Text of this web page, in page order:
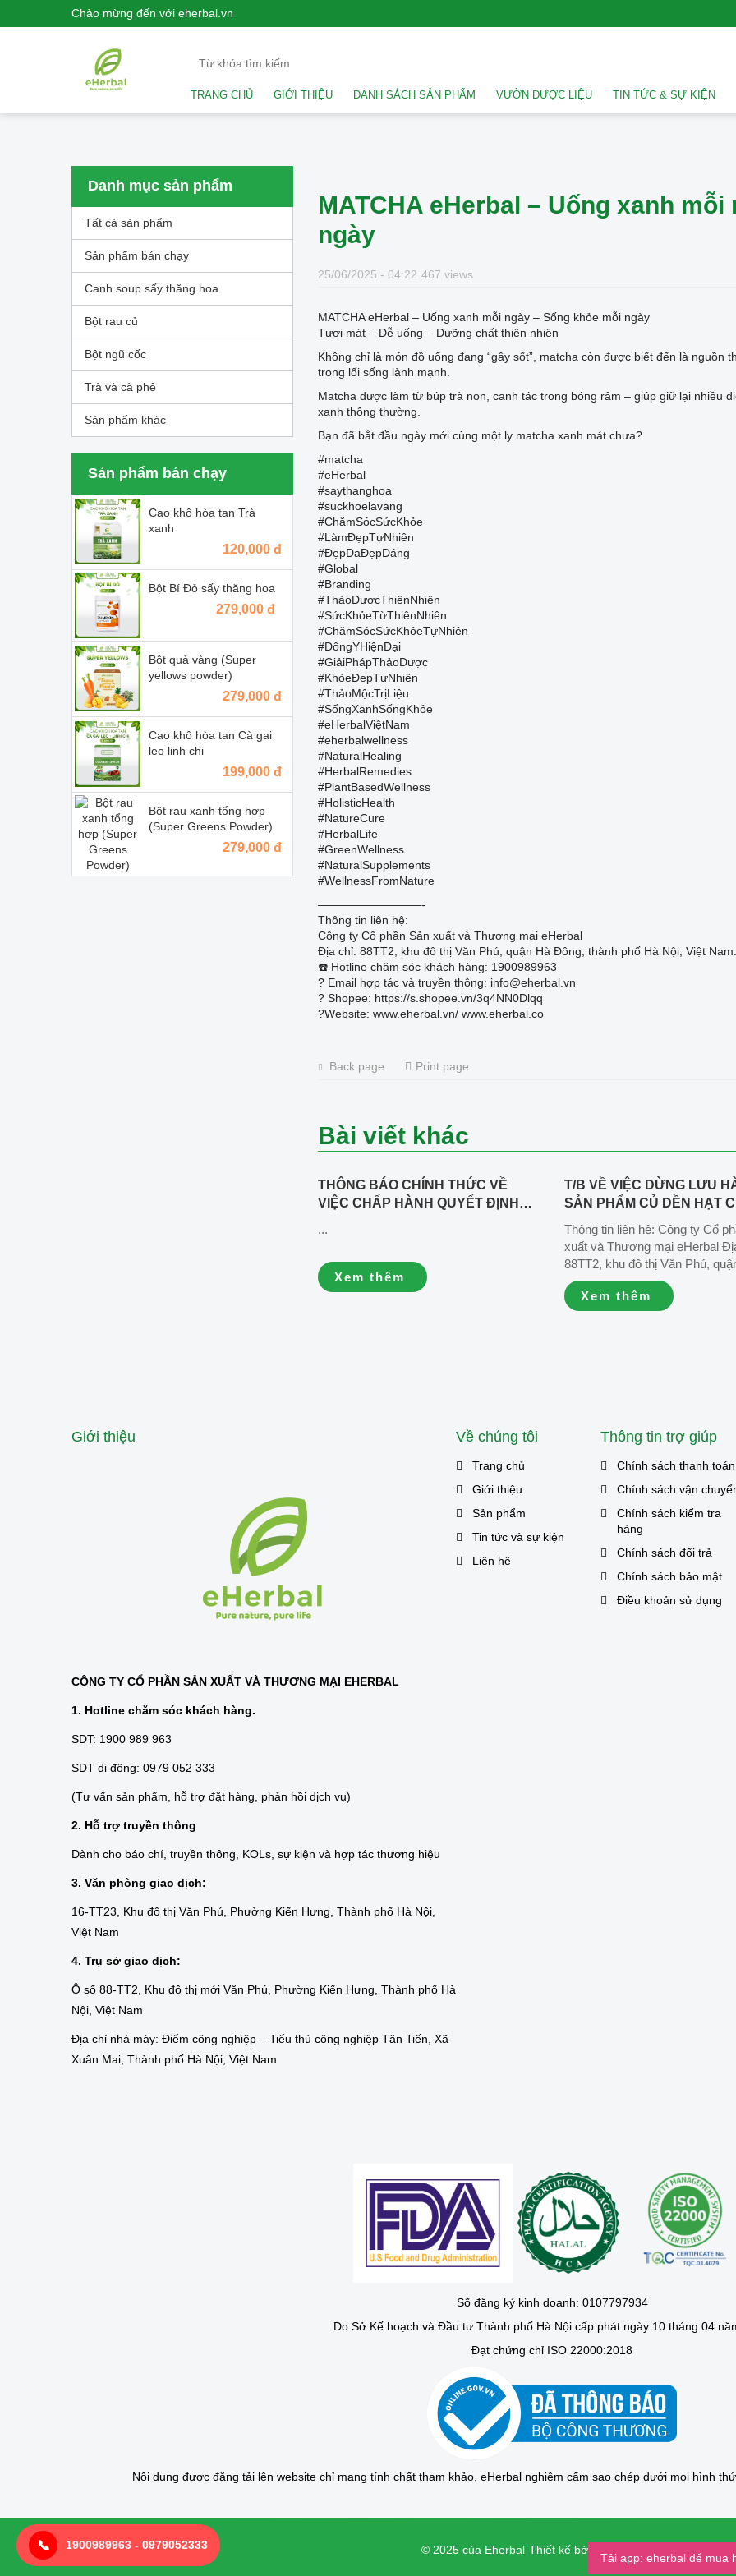
📞 1900989963 - 0979052333
Chào mừng đến với eherbal.vn
TRANG CHỦ GIỚI THIỆU DANH SÁCH SẢN PHẨM VƯỜN DƯỢC LIỆU TIN TỨC & SỰ KIỆN
MATCHA eHerbal – Uống xanh
ngày
25/06/2025 - 04:22 467 views
MATCHA eHerbal – Uống xanh mỗi ngày – Sống khỏe mỗi ngày
Tươi mát – Dễ uống – Dưỡng chất thiên nhiên
Không chỉ là món đồ uống đang “gây sốt”, matcha còn được biết đến là
trong lối sống lành mạnh.
Matcha được làm từ búp trà non, canh tác trong bóng râm – giúp giữ lại nhiều
xanh thông thường.
Bạn đã bắt đầu ngày mới cùng một ly matcha xanh mát chưa?
#matcha
#eHerbal
#saythanghoa
#suckhoelavang
#ChămSócSứcKhỏe
#LàmĐẹpTựNhiên
#ĐẹpDaĐẹpDáng
#Global
#Branding
#ThảoDượcThiênNhiên
#SứcKhỏeTừThiênNhiên
#ChămSócSứcKhỏeTựNhiên
#ĐôngYHiệnĐại
#GiảiPhápThảoDược
#KhỏeĐẹpTựNhiên
#ThảoMộcTrịLiệu
#SốngXanhSốngKhỏe
#eHerbalViệtNam
#eherbalwellness
#NaturalHealing
#HerbalRemedies
#PlantBasedWellness
#HolisticHealth
#NatureCure
#HerbalLife
#GreenWellness
#NaturalSupplements
#WellnessFromNature
—————————-
Thông tin liên hệ:
Công ty Cổ phần Sản xuất và Thương mại eHerbal
Địa chỉ: 88TT2, khu đô thị Văn Phú, quận Hà Đông, thành phố Hà Nội, Việt Nam.
☎️ Hotline chăm sóc khách hàng: 1900989963
? Email hợp tác và truyền thông: info@eherbal.vn
?️ Shopee: https://s.shopee.vn/3q4NN0Dlqq
?Website: www.eherbal.vn/ www.eherbal.co
Back page Print page
Bài viết khác
THÔNG BÁO CHÍNH THỨC VỀ
VIỆC CHẤP HÀNH QUYẾT ĐỊNH
...
Xem thêm
T/B VỀ VIỆC DỪNG LƯU
SẢN PHẨM CỦ DỀN HẠT
CÔNG BỐ 09/EHERBAL/
011225 sản xuất ngày 03/
hạn sử dụng 03/12/2026
Thông tin liên hệ: Công ty Cổ
xuất và Thương mại eHerbal
88TT2, khu đô thị Văn Phú,
Đông, thành phố Hà Nội, Việt
Hotline chăm sóc khách hàng:
1900989963 📧 Email hợp tác
Xem thêm
Danh mục sản phẩm
Tất cả sản phẩm
Sản phẩm bán chạy
Canh soup sấy thăng hoa
Bột rau củ
Bột ngũ cốc
Trà và cà phê
Sản phẩm khác
Sản phẩm bán chạy
Cao khô hòa tan Trà
xanh
120,000 đ
Bột Bí Đỏ sấy thăng hoa
279,000 đ
Bột quả vàng (Super
yellows powder)
279,000 đ
Cao khô hòa tan Cà gai
leo linh chi
199,000 đ
Bột rau xanh tổng hợp
(Super Greens Powder)
279,000 đ
Giới thiệu
CÔNG TY CỔ PHẦN SẢN XUẤT VÀ THƯƠNG MẠI EHERBAL
1. Hotline chăm sóc khách hàng.
SDT: 1900 989 963
SDT di động: 0979 052 333
(Tư vấn sản phẩm, hỗ trợ đặt hàng, phản hồi dịch vụ)
2. Hỗ trợ truyền thông
Dành cho báo chí, truyền thông, KOLs, sự kiện và hợp tác thương hiệu
3. Văn phòng giao dịch:
16-TT23, Khu đô thị Văn Phú, Phường Kiến Hưng, Thành phố Hà Nội,
Việt Nam
4. Trụ sở giao dịch:
Ô số 88-TT2, Khu đô thị mới Văn Phú, Phường Kiến Hưng, Thành phố Hà
Nội, Việt Nam
Địa chỉ nhà máy: Điểm công nghiệp – Tiểu thủ công nghiệp Tân Tiến, Xã
Xuân Mai, Thành phố Hà Nội, Việt Nam
Về chúng tôi
Trang chủ
Giới thiệu
Sản phẩm
Tin tức và sự kiện
Liên hệ
Thông tin trợ giúp
Chính sách thanh toán
Chính sách vận
Chính sách kiểm tra
hàng
Chính sách đổi trả
Chính sách bảo mật
Điều khoản sử dụng
Số đăng ký kinh doanh: 0107797934
Do Sở Kế hoạch và Đầu tư Thành phố Hà Nội cấp phát ngày 10 tháng 04
Đạt chứng chỉ ISO 22000:2018
Nội dung được đăng tải lên website chỉ mang tính chất tham khảo, eHerbal nghiêm cấm sao chép dưới mọi hình
© 2025 của Eherbal Thiết kế bởi Creative Vietnam
Tải app: eherbal để mua